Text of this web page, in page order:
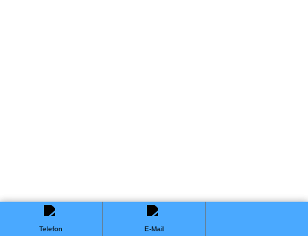
+49 (0) 7551 8345 600 sales@proliquid.com